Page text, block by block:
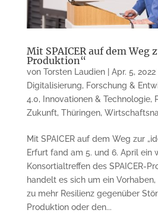
Mit SPAICER auf dem Weg
Produktion“
von Torsten Laudien| Apr. 5, 2022|
Digitalisierung, Forschung &
4.0, Innovationen & Technologie,
Zukunft, Thüringen,
Mit SPAICER auf dem Weg zur
Erfurt fand am 5. und 6. April ein
Konsortialtreffen des SPAICER-
handelt es sich um ein
zu mehr Resilienz gegenüber
Produktion oder den...